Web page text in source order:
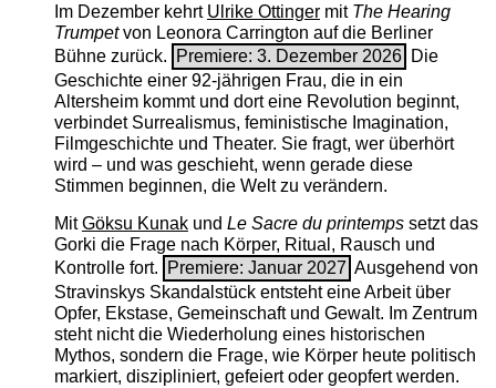
Im Dezember kehrt Ulrike Ottingermit The ­Hearing
Trumpetvon Leonora Carrington auf die Berliner
Bühne zurück.
Premiere: 3. Dezember 2026 Die
Geschichte einer 92-jährigen Frau, die in ein
Altersheim kommt und dort eine Revolution beginnt,
verbindet Surrealismus, feministische Imagination,
Filmgeschichte und Theater. Sie fragt, wer überhört
wird – und was geschieht, wenn gerade diese
Stimmen beginnen, die Welt zu verändern.
MitGöksu Kunakund Le Sacre du printempssetzt das
Gorki die Frage nach Körper, Ritual, Rausch und
Kontrolle fort.
Premiere: Januar 2027 Ausgehend von
Stravinskys Skandalstück entsteht eine Arbeit über
Opfer, Ekstase, Gemeinschaft und Gewalt. Im Zentrum
steht nicht die Wiederholung eines historischen
Mythos, sondern die Frage, wie Körper heute politisch
markiert, diszipliniert, gefeiert oder geopfert werden.